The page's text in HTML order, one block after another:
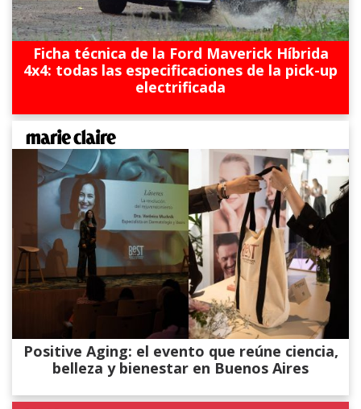
Ficha técnica de la Ford Maverick Híbrida
4x4: todas las especificaciones de la pick-up
electrificada
Positive Aging: el evento que reúne ciencia,
belleza y bienestar en Buenos Aires